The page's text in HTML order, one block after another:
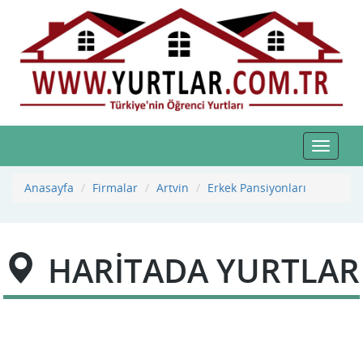
Toggle
Anasayfa
Firmalar Artvin Erkek Pansiyonları
HARİTADA YURTLAR